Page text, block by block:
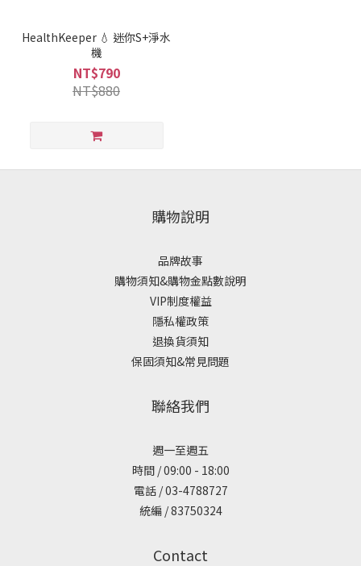
HealthKeeper 💧 迷你S+淨水
機
NT$790
NT$880
購物說明
品牌故事
購物須知&購物金點數說明
VIP制度權益
隱私權政策
退換貨須知
保固須知&常見問題
聯絡我們
週一至週五
時間 / 09:00 - 18:00
電話 / 03-4788727
統編 / 83750324
Contact